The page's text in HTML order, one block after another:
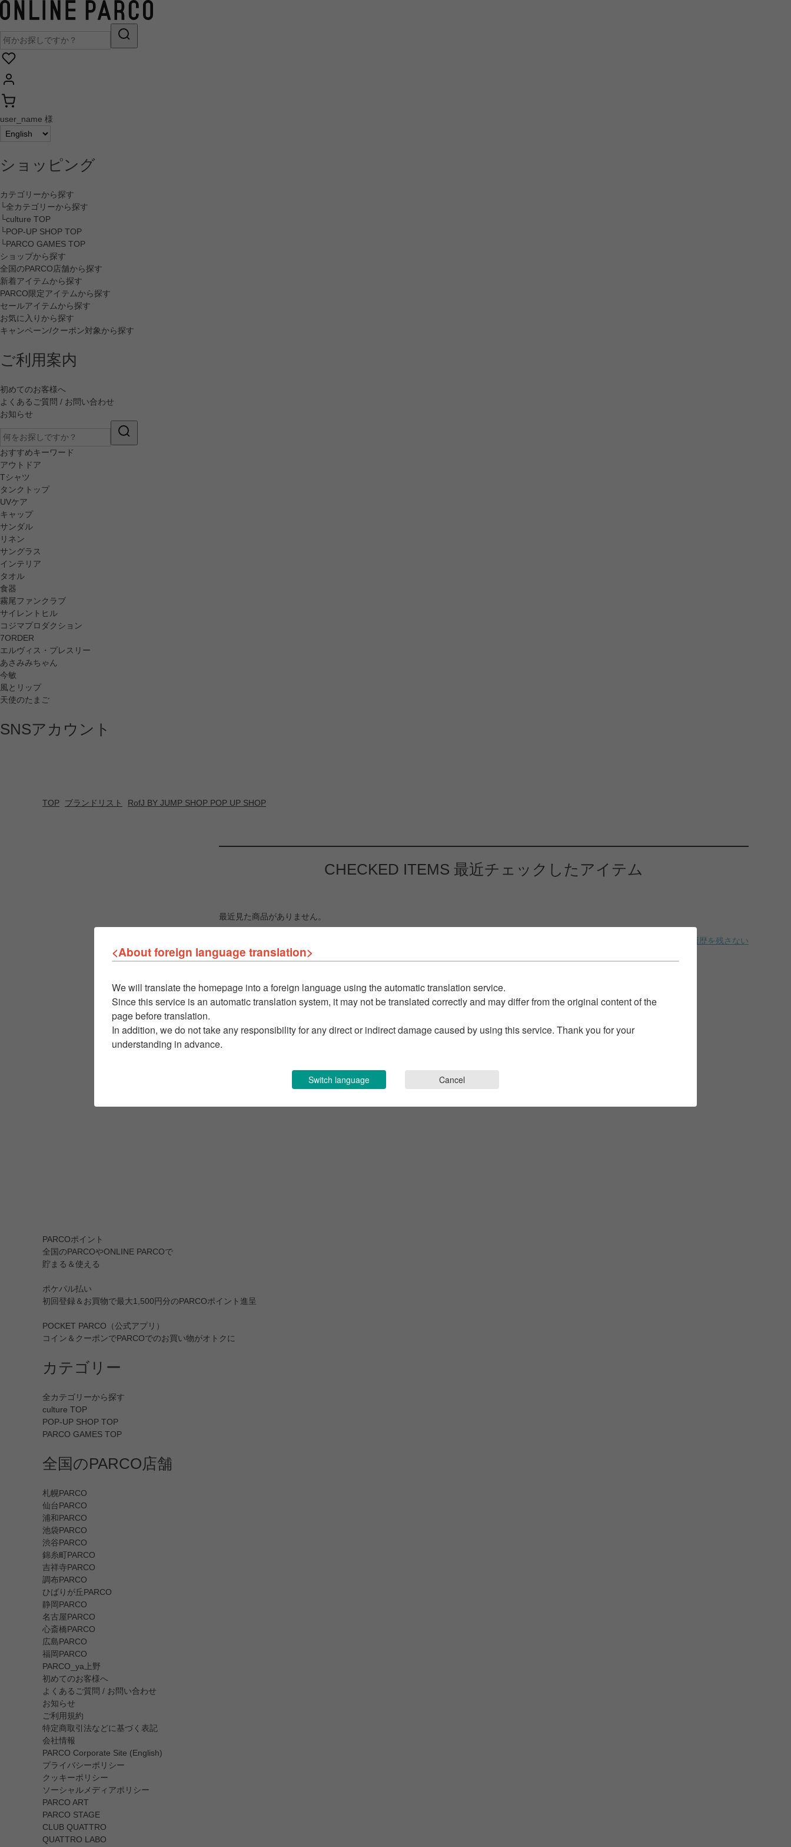
user_name 様
ショッピング
カテゴリーから探す
└全カテゴリーから探す
└culture TOP
└POP-UP SHOP TOP
└PARCO GAMES TOP
ショップから探す
全国のPARCO店舗から探す
新着アイテムから探す
PARCO限定アイテムから探す
セールアイテムから探す
お気に入りから探す
キャンペーン/クーポン対象から探す
ご利用案内
初めてのお客様へ
よくあるご質問 / お問い合わせ
お知らせ
おすすめキーワード
アウトドア
Tシャツ
タンクトップ
UVケア
キャップ
サンダル
リネン
サングラス
インテリア
タオル
食器
霧尾ファンクラブ
サイレントヒル
コジマプロダクション
7ORDER
エルヴィス・プレスリー
あさみみちゃん
今敏
風とリップ
天使のたまご
SNSアカウント
TOP ブランドリスト RofJ BY JUMP SHOP POP UP SHOP
CHECKED ITEMS 最近チェックしたアイテム
最近見た商品がありません。
履歴を残さない
PARCOポイント
全国のPARCOやONLINE PARCOで
貯まる＆使える
ポケパル払い
初回登録＆お買物で最大1,500円分のPARCOポイント進呈
POCKET PARCO（公式アプリ）
コイン＆クーポンでPARCOでのお買い物がオトクに
カテゴリー
全カテゴリーから探す
culture TOP
POP-UP SHOP TOP
PARCO GAMES TOP
全国のPARCO店舗
札幌PARCO
仙台PARCO
浦和PARCO
池袋PARCO
渋谷PARCO
錦糸町PARCO
吉祥寺PARCO
調布PARCO
ひばりが丘PARCO
静岡PARCO
名古屋PARCO
心斎橋PARCO
広島PARCO
福岡PARCO
PARCO_ya上野
初めてのお客様へ
よくあるご質問 / お問い合わせ
お知らせ
ご利用規約
特定商取引法などに基づく表記
会社情報
PARCO Corporate Site (English)
プライバシーポリシー
クッキーポリシー
ソーシャルメディアポリシー
PARCO ART
PARCO STAGE
CLUB QUATTRO
QUATTRO LABO
<About foreign language translation>
We will translate the homepage into a foreign language using the automatic translation service.
Since this service is an automatic translation system, it may not be translated correctly and may differ from the original content of the
page before translation.
In addition, we do not take any responsibility for any direct or indirect damage caused by using this service. Thank you for your
understanding in advance.
Switch language Cancel